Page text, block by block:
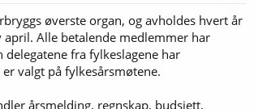
øverste organ, og avholdes hvert år
april. Alle betalende medlemmer har
fra fylkeslagene har
valgt på fylkesårsmøtene.
årsmelding, regnskap, budsjett,